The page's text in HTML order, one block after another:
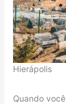
Hierápolis
Quando